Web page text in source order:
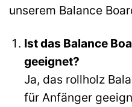
unserem Balance
Ist das Balance
geeignet?
Ja, das rollholz
für Anfänger